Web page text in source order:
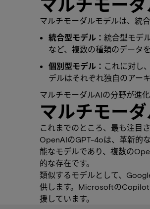
マルチモーダルモデルは、統
統合型モデル： 統合型モデ
など、複数の種類のデータ
個別型モデル： これに対し
デルはそれぞれ独自のアー
マルチモーダルAIの分野が進
マルチモー
これまでのところ、最も注目
OpenAIのGPT-4oは、革新的
能なモデルであり、複数の
的な存在です。
類似するモデルとして、
供します。MicrosoftのCopilot
援しています。